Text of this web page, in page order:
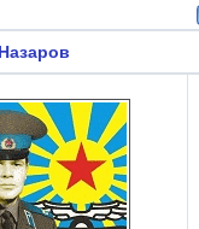
Назаров